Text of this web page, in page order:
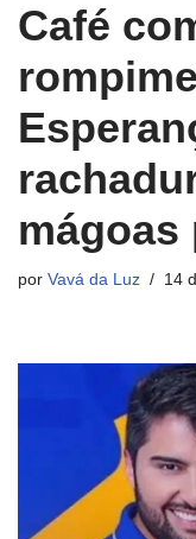
Café
mágoas
por Vavá da Luz 14